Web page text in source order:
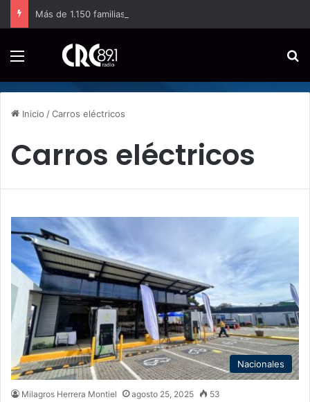
Inicio /Carros eléctricos
Carros eléctricos
Nacionales
Milagros Herrera Montiel agosto 25, 2025 53